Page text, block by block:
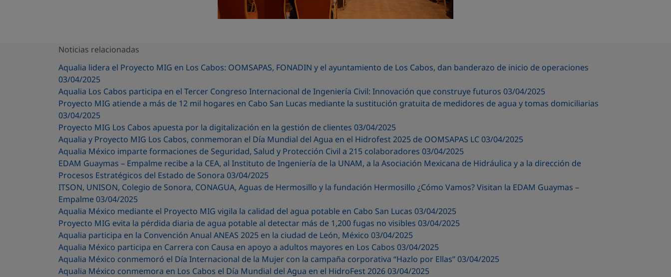
Noticias relacionadas
Aqualia lidera el Proyecto MIG en Los Cabos: OOMSAPAS, FONADIN y el ayuntamiento de Los Cabos, dan banderazo de inicio de operaciones
03/04/2025
Aqualia Los Cabos participa en el Tercer Congreso Internacional de Ingeniería Civil: Innovación que construye futuros 03/04/2025
Proyecto MIG atiende a más de 12 mil hogares en Cabo San Lucas mediante la sustitución gratuita de medidores de agua y tomas domiciliarias
03/04/2025
Proyecto MIG Los Cabos apuesta por la digitalización en la gestión de clientes 03/04/2025
Aqualia y Proyecto MIG Los Cabos, conmemoran el Día Mundial del Agua en el Hidrofest 2025 de OOMSAPAS LC 03/04/2025
Aqualia México imparte formaciones de Seguridad, Salud y Protección Civil a 215 colaboradores 03/04/2025
EDAM Guaymas – Empalme recibe a la CEA, al Instituto de Ingeniería de la UNAM, a la Asociación Mexicana de Hidráulica y a la dirección de
Procesos Estratégicos del Estado de Sonora 03/04/2025
ITSON, UNISON, Colegio de Sonora, CONAGUA, Aguas de Hermosillo y la fundación Hermosillo ¿Cómo Vamos? Visitan la EDAM Guaymas –
Empalme 03/04/2025
Aqualia México mediante el Proyecto MIG vigila la calidad del agua potable en Cabo San Lucas 03/04/2025
Proyecto MIG evita la pérdida diaria de agua potable al detectar más de 1,200 fugas no visibles 03/04/2025
Aqualia participa en la Convención Anual ANEAS 2025 en la ciudad de León, México 03/04/2025
Aqualia México participa en Carrera con Causa en apoyo a adultos mayores en Los Cabos 03/04/2025
Aqualia México conmemoró el Día Internacional de la Mujer con la campaña corporativa “Hazlo por Ellas” 03/04/2025
Aqualia México conmemora en Los Cabos el Día Mundial del Agua en el HidroFest 2026 03/04/2025